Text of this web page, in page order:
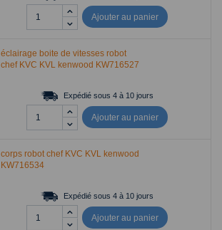
Ajouter au panier
éclairage boite de vitesses robot
chef KVC KVL kenwood KW716527
Expédié sous 4 à 10 jours
Ajouter au panier
corps robot chef KVC KVL kenwood
KW716534
Expédié sous 4 à 10 jours
Ajouter au panier